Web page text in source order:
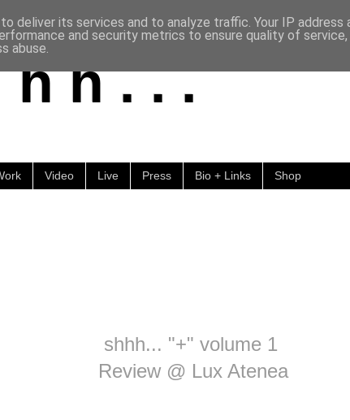
h h . . .
Video Live Press Bio + Links Shop
shhh... "+" volume 1
Review @ Lux Atenea
deliver its services and to analyze traffic. Your IP address
and security metrics to ensure quality of
abuse.